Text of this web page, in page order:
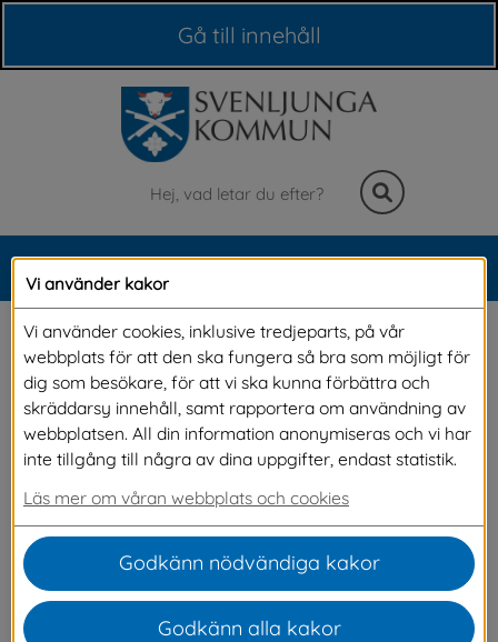
Gå till innehåll
Sök
Meny
Barn i behov av extra
stöd
En del barn och elever behöver mer stöd än
andra för att utvecklas eller klara skolarbetet.
behövs extra anpassningar eller extra stöd
under en kortare eller längre tid.
Vi använder kakor
Vi använder cookies, inklusive tredjeparts, på vår
webbplats för att den ska fungera så bra som möjligt för
dig som besökare, för att vi ska kunna förbättra och
skräddarsy innehåll, samt rapportera om användning av
webbplatsen. All din information anonymiseras och vi har
inte tillgång till några av dina uppgifter, endast statistik.
Läs mer om våran webbplats och cookies
Godkänn nödvändiga kakor
Godkänn alla kakor